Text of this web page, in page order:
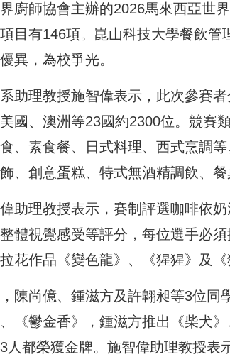
廚師協會主辦的2026馬來西亞世
目有146項。崑山科技大學餐飲管
異，為校爭光。
助理教授施智偉表示，此次參賽
國、澳洲等23國約2300位。競賽
、素食餐、日式料理、西式烹調
、創意蛋糕、特式無酒精調飲、餐
助理教授表示，賽制評選咖啡依
體視覺感受等評分，每位選手必
花作品《變色龍》、《猩猩》及
陳尚億、鍾滋方及許翺昶等3位
《鬱金香》，鍾滋方推出《柴犬
人都榮獲金牌。施智偉助理教授表